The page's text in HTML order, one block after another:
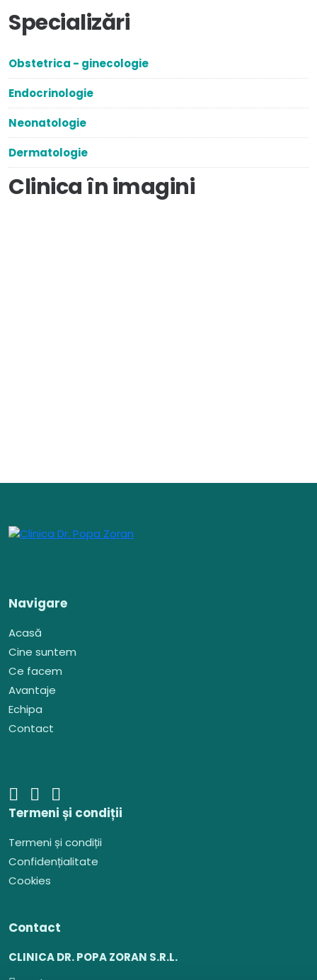
Specializări
Obstetrica - ginecologie
Endocrinologie
Neonatologie
Dermatologie
Clinica în imagini
Navigare
Acasă
Cine suntem
Ce facem
Avantaje
Echipa
Contact
Termeni și condiții
Termeni și condiții
Confidențialitate
Cookies
Contact
CLINICA DR. POPA ZORAN S.R.L.